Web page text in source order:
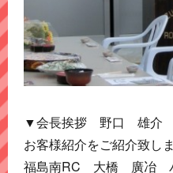
▼会長挨拶 野口 雄介
お客様紹介をご紹介致しま
福島南RC 大橋 廣冶